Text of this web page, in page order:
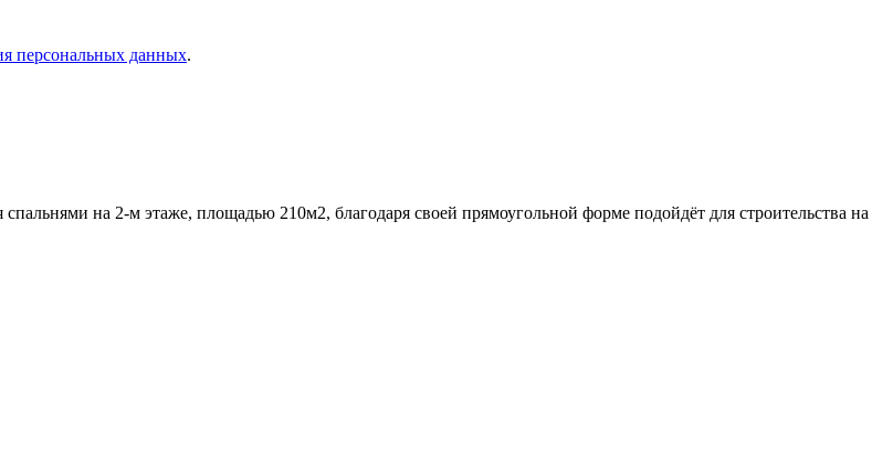
персональных данных.
на 2-м этаже, площадью 210м2, благодаря своей прямоугольной форме подойдёт для строительства на